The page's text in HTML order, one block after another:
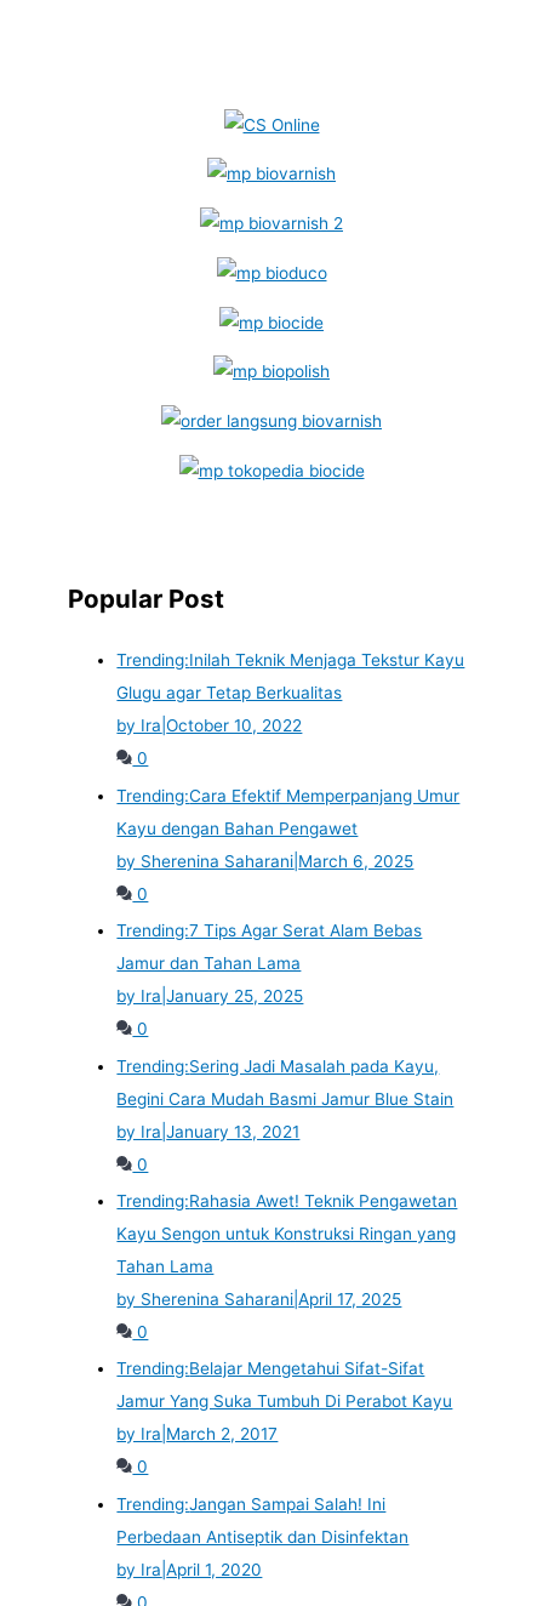
Popular Post
Trending:Inilah Teknik Menjaga Tekstur Kayu
Glugu agar Tetap Berkualitas
by Ira |October 10, 2022
0
Trending:Cara Efektif Memperpanjang Umur
Kayu dengan Bahan Pengawet
by Sherenina Saharani March 6, 2025
0
Trending:7 Tips Agar Serat Alam Bebas
Jamur dan Tahan Lama
by Ira |January 25, 2025
0
Trending:Sering Jadi Masalah pada Kayu,
Begini Cara Mudah Basmi Jamur Blue Stain
by Ira |January 13, 2021
0
Trending:Rahasia Awet! Teknik Pengawetan
Kayu Sengon untuk Konstruksi Ringan yang
Tahan Lama
by Sherenina Saharani |April 17, 2025
0
Trending:Belajar Mengetahui Sifat-Sifat
Jamur Yang Suka Tumbuh Di Perabot Kayu
by Ira March 2, 2017
0
Trending:Jangan Sampai Salah! Ini
Perbedaan Antiseptik dan Disinfektan
by Ira |April 1, 2020
0